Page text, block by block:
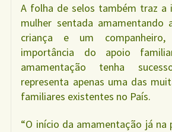
A folha de selos também traz a
mulher sentada amamentando
criança e um
importância do apoio
amamentação tenha
representa apenas uma das
familiares existentes no País.
“O início da amamentação já na